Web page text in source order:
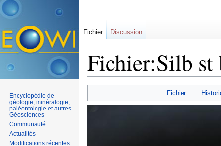
Fichier:Silb st
Fichier
Fichier Discussion
Encyclopédie de
géologie, minéralogie,
paléontologie et autres
Géosciences
Communauté
Actualités
Modifications récentes